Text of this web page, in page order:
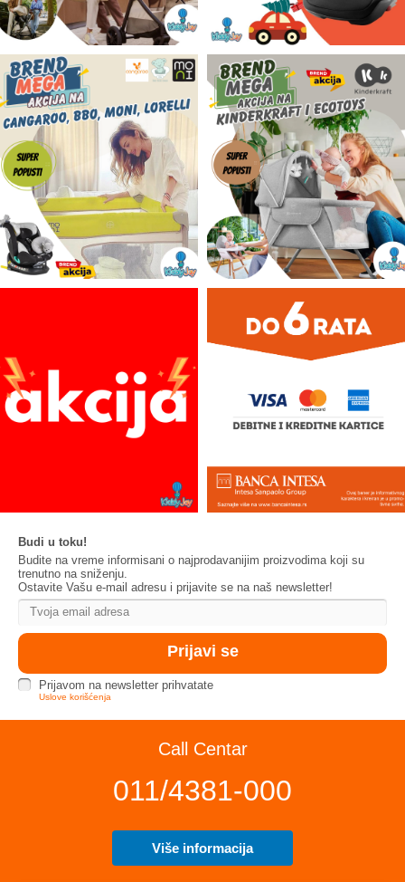
Budi u toku!
Budite na vreme informisani o najprodavanijim proizvodima koji su
trenutno na sniženju.
Ostavite Vašu e-mail adresu i prijavite se na naš newsletter!
Prijavom na newsletter prihvatate
Uslove korišćenja
Call Centar
011/4381-000
Više informacija